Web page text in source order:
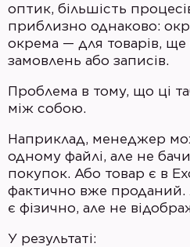
оптик, більшість
приблизно однаково:
окрема — для товарів,
замовлень або записів.
Проблема в тому, що ці
між собою.
Наприклад, менеджер
одному файлі, але не
покупок. Або товар є в
фактично вже проданий.
є фізично, але не
У результаті: